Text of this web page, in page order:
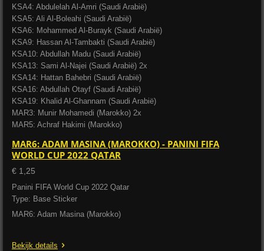
KSA4: Abdulelah Al-Amri (Saudi Arabië)
KSA5: Ali Al-Boleahi (Saudi Arabië)
KSA6: Mohammed Al-Burayk (Saudi Arabië)
KSA9: Hassan Al-Tambakti (Saudi Arabië)
KSA10: Abdullah Madu (Saudi Arabië)
KSA13: Sami Al-Najei (Saudi Arabië) 2x
KSA14: Hattan Bahebri (Saudi Arabië)
KSA16: Abdullah Otayf (Saudi Arabië)
KSA19: Khalid Al-Ghannam (Saudi Arabië)
MAR3: Munir Mohamedi (Marokko) 2x
MAR5: Achraf Hakimi (Marokko)
MAR6: ADAM MASINA (MAROKKO) - PANINI FIFA
WORLD CUP 2022 QATAR
€ 1,25
Panini FIFA World Cup 2022 Qatar
Type: Base Sticker
MAR6: Adam Masina (Marokko)
Bekijk details